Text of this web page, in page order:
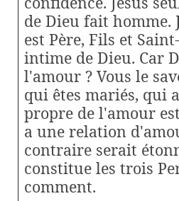
de Dieu fait homme.
est Père, Fils et
intime de Dieu. Car
l'amour ? Vous le
qui êtes mariés, qui
propre de l'amour
a une relation
contraire serait
constitue les trois
comment.